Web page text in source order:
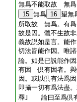
無爲不能取故 無
15 無爲 16 望無
所取故 無爲。有
故是因。體不生故
義故説如是言。能
切法皆能作因。唯
論。如是已説能作
有因 倶有因者。與
因。或以倶有法爲
即攝一切有爲法盡
釋｣ 論曰至爲倶